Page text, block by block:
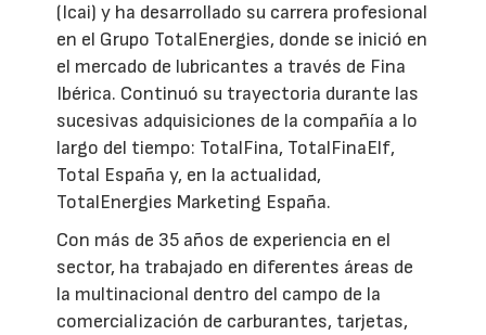
(Icai) y ha desarrollado su carrera profesional
en el Grupo TotalEnergies, donde se inició en
el mercado de lubricantes a través de Fina
Ibérica. Continuó su trayectoria durante las
sucesivas adquisiciones de la compañía a lo
largo del tiempo: TotalFina, TotalFinaElf,
Total España y, en la actualidad,
TotalEnergies Marketing España.
Con más de 35 años de experiencia en el
sector, ha trabajado en diferentes áreas de
la multinacional dentro del campo de la
comercialización de carburantes, tarjetas,